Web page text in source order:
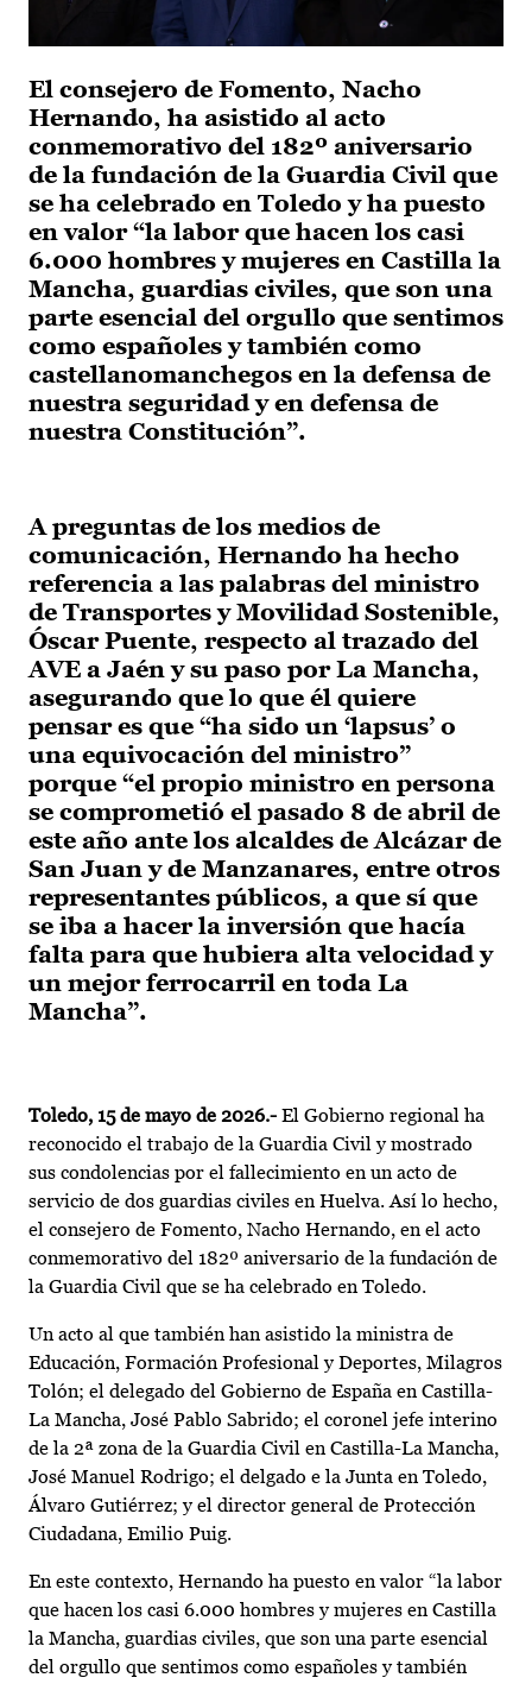
El consejero de Fomento, Nacho
Hernando, ha asistido al acto
conmemorativo del 182º aniversario
de la fundación de la Guardia Civil que
se ha celebrado en Toledo y ha puesto
en valor “la labor que hacen los casi
6.000 hombres y mujeres en Castilla la
Mancha, guardias civiles, que son una
parte esencial del orgullo que sentimos
como españoles y también como
castellanomanchegos en la defensa de
nuestra seguridad y en defensa de
nuestra Constitución”.
A preguntas de los medios de
comunicación, Hernando ha hecho
referencia a las palabras del ministro
de Transportes y Movilidad Sostenible,
Óscar Puente, respecto al trazado del
AVE a Jaén y su paso por La Mancha,
asegurando que lo que él quiere
pensar es que “ha sido un ‘lapsus’ o
una equivocación del ministro”
porque “el propio ministro en persona
se comprometió el pasado 8 de abril de
este año ante los alcaldes de Alcázar de
San Juan y de Manzanares, entre otros
representantes públicos, a que sí que
se iba a hacer la inversión que hacía
falta para que hubiera alta velocidad y
un mejor ferrocarril en toda La
Mancha”.
Toledo, 15 de mayo de 2026.- El Gobierno regional ha
reconocido el trabajo de la Guardia Civil y mostrado
sus condolencias por el fallecimiento en un acto de
servicio de dos guardias civiles en Huelva. Así lo hecho,
el consejero de Fomento, Nacho Hernando, en el acto
conmemorativo del 182º aniversario de la fundación de
la Guardia Civil que se ha celebrado en Toledo.
Un acto al que también han asistido la ministra de
Educación, Formación Profesional y Deportes, Milagros
Tolón; el delegado del Gobierno de España en Castilla-
La Mancha, José Pablo Sabrido; el coronel jefe interino
de la 2ª zona de la Guardia Civil en Castilla-La Mancha,
José Manuel Rodrigo; el delgado e la Junta en Toledo,
Álvaro Gutiérrez; y el director general de Protección
Ciudadana, Emilio Puig.
En este contexto, Hernando ha puesto en valor “la labor
que hacen los casi 6.000 hombres y mujeres en Castilla
la Mancha, guardias civiles, que son una parte esencial
del orgullo que sentimos como españoles y también